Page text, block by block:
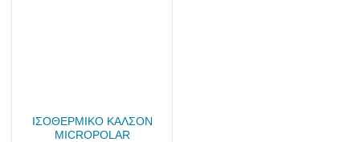
ΙΣΟΘΕΡΜΙΚΟ ΚΑΛΣΟΝ
MICROPOLAR